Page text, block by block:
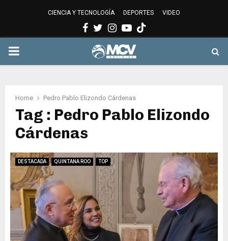
CIENCIA Y TECNOLOGÍA DEPORTES VIDEO
Facebook
Twitter
Instagram
Youtube
PRIMARY
Home Pedro Pablo Elizondo Cárdenas
Tag : Pedro Pablo Elizondo
Cárdenas
DESTACADA QUINTANA ROO TOP